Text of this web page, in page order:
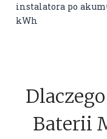
instalatora po
kWh
Baterii